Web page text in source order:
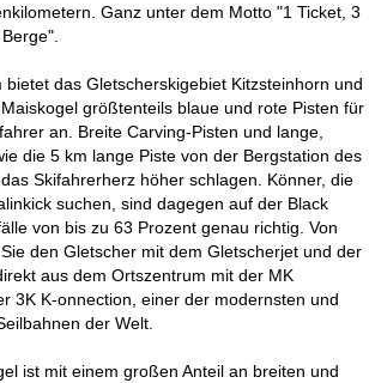
Ganz unter dem Motto "1 Ticket, 3
bietet das Gletscherskigebiet Kitzsteinhorn und
größtenteils blaue und rote Pisten für
an. Breite Carving-Pisten und lange,
die 5 km lange Piste von der Bergstation des
Skifahrerherz höher schlagen. Könner, die
suchen, sind dagegen auf der Black
von bis zu 63 Prozent genau richtig. Von
den Gletscher mit dem Gletscherjet und der
aus dem Ortszentrum mit der MK
3K K-onnection, einer der modernsten und
der Welt.
ist mit einem großen Anteil an breiten und